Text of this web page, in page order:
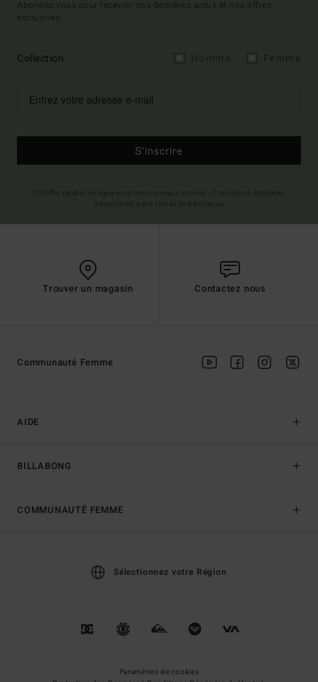
Abonnez-vous pour recevoir nos dernières actus et nos offres
exclusives.
Collection
S'inscrire
Trouver un magasin Contactez nous
AIDE
BILLABONG
Communauté Femme
COMMUNAUTÉ FEMME
Sélectionnez votre Région
Paramètres de cookies